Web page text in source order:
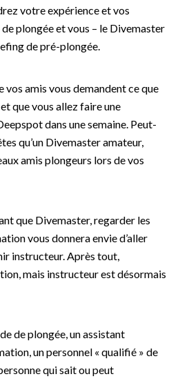
votre expérience et vos
plongée et vous – le Divemaster
de pré-plongée.
vos amis vous demandent ce que
que vous allez faire une
dans une semaine. Peut-
qu’un Divemaster amateur,
amis plongeurs lors de vos
que Divemaster, regarder les
vous donnera envie d’aller
instructeur. Après tout,
mais instructeur est désormais
de plongée, un assistant
un personnel « qualifié » de
qui sait ou peut